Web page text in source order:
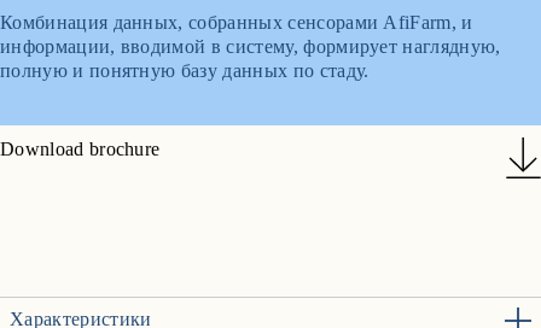
Комбинация данных, собранных сенсорами AfiFarm, и
информации, вводимой в систему, формирует наглядную,
полную и понятную базу данных по стаду.
Download brochure
Характеристики